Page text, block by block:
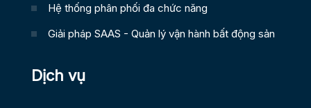
Hệ thống phân phối đa chức năng
Giải pháp SAAS - Quản lý vận hành bất động sản
Dịch vụ